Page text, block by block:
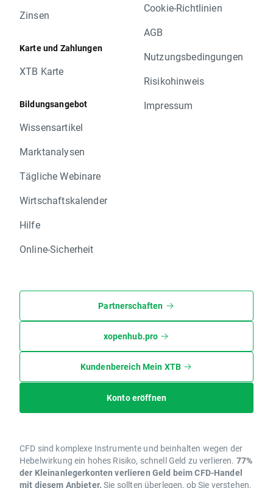
Zinsen
Karte und Zahlungen
XTB Karte
Bildungsangebot
Wissensartikel
Marktanalysen
Tägliche Webinare
Wirtschaftskalender
Hilfe
Online-Sicherheit
Cookie-Richtlinien
AGB
Nutzungsbedingungen
Risikohinweis
Impressum
Partnerschaften
xopenhub.pro
Kundenbereich Mein XTB
Konto eröffnen
CFD sind komplexe Instrumente und beinhalten wegen der
Hebelwirkung ein hohes Risiko, schnell Geld zu verlieren. 77%
der Kleinanlegerkonten verlieren Geld beim CFD-Handel
mit diesem Anbieter. Sie sollten überlegen, ob Sie verstehen,